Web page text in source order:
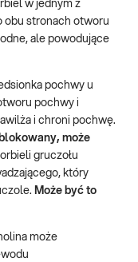
w jednym z
obu stronach otworu
ale powodujące
pochwy u
pochwy i
i chroni pochwę.
może
gruczołu
który
Może być to
może